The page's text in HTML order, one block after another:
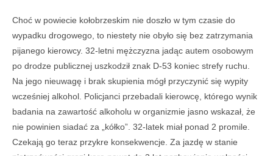
Choć w powiecie kołobrzeskim nie doszło w tym czasie do
wypadku drogowego, to niestety nie obyło się bez zatrzymania
pijanego kierowcy. 32-letni mężczyzna jadąc autem osobowym
po drodze publicznej uszkodził znak D-53 koniec strefy ruchu.
Na jego nieuwagę i brak skupienia mógł przyczynić się wypity
wcześniej alkohol. Policjanci przebadali kierowcę, którego wynik
badania na zawartość alkoholu w organizmie jasno wskazał, że
nie powinien siadać za „kółko”. 32-latek miał ponad 2 promile.
Czekają go teraz przykre konsekwencje. Za jazdę w stanie